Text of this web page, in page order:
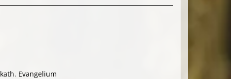
kath. Evangelium